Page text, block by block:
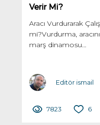
Verir Mi?
Aracı Vurdurarak
mi?Vurdurma,
marş dinamosu...
Editör ismail
7823 6